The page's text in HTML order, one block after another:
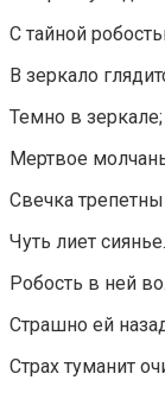
С тайной
В зеркало
Темно в
Мертвое
Свечка
Чуть лиет
Робость в ней
Страшно ей
Страх туманит